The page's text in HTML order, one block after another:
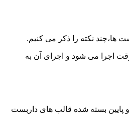
ها،چند نکته را ذکر می کنیم.
اجرا می شود و اجرای آن به
پایین بسته شده قالب های داربست